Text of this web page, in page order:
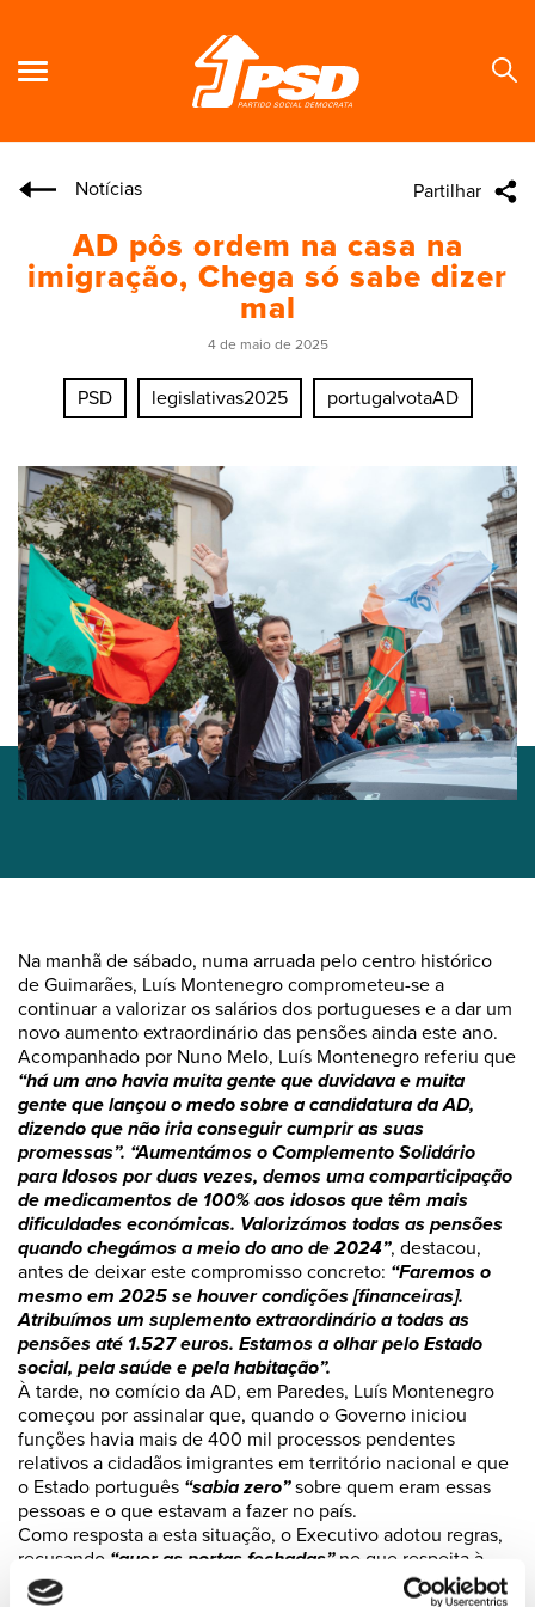
Notícias Partilhar
AD pôs ordem na casa na
imigração, Chega só sabe dizer
mal
4 de maio de 2025
PSD legislativas2025 portugalvotaAD
Na manhã de sábado, numa arruada pelo centro histórico
de Guimarães, Luís Montenegro comprometeu-se a
continuar a valorizar os salários dos portugueses e a dar um
novo aumento extraordinário das pensões ainda este ano.
Acompanhado por Nuno Melo, Luís Montenegro referiu que
“há um ano havia muita gente que duvidava e muita
gente que lançou o medo sobre a candidatura da AD,
dizendo que não iria conseguir cumprir as suas
promessas”. “Aumentámos o Complemento Solidário
para Idosos por duas vezes, demos uma comparticipação
de medicamentos de 100% aos idosos que têm mais
dificuldades económicas. Valorizámos todas as pensões
quando chegámos a meio do ano de 2024”, destacou,
antes de deixar este compromisso concreto: “Faremos o
mesmo em 2025 se houver condições [financeiras].
Atribuímos um suplemento extraordinário a todas as
pensões até 1.527 euros. Estamos a olhar pelo Estado
social, pela saúde e pela habitação”.
À tarde, no comício da AD, em Paredes, Luís Montenegro
começou por assinalar que, quando o Governo iniciou
funções havia mais de 400 mil processos pendentes
relativos a cidadãos imigrantes em território nacional e que
o Estado português “sabia zero”sobre quem eram essas
pessoas e o que estavam a fazer no país.
Como resposta a esta situação, o Executivo adotou regras,
recusando “quer as portas fechadas”no que respeita à
chegada de nova mão-de-obra, quer a política de“portas